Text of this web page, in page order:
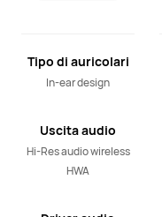
Tipo di auricolari
In-ear design
Uscita audio
Hi-Res audio wireless
HWA